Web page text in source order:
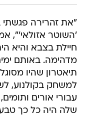
"את זהרירה
'השוטר אזולאי'",
חיילת בצבא והיא
מדהימה. באותם
תיאטרון שהיו
למשחק בקולנוע,
עבורי אורים
שלה היה כל כך